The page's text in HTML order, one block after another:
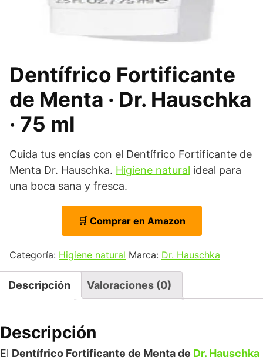
Dentífrico Fortificante
de Menta · Dr. Hauschka
· 75 ml
Cuida tus encías con el Dentífrico Fortificante de
Menta Dr. Hauschka. Higiene natural ideal para
una boca sana y fresca.
🛒 Comprar en Amazon
Categoría: Higiene natural Marca: Dr. Hauschka
Descripción Valoraciones (0)
Descripción
El Dentífrico Fortificante de Menta de Dr. Hauschka